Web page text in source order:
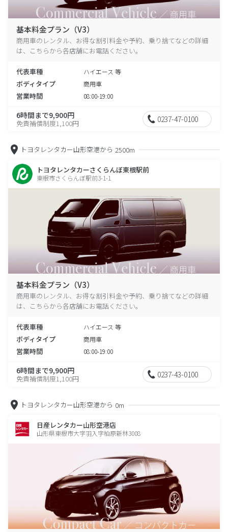
基本料金プラン（V3）
商用車のレンタル、お得な割引料金や予約、乗り捨てなどの詳細
は、こちらから各店舗にお電話ください。
代表車種 ハイエース 等
ボディタイプ 商用車
営業時間 08:00-19:00
6時間まで9,900円
免責補償制度1,100円 0237-47-0100
トヨタレンタカー山形空港から 2500m
トヨタレンタカーさくらんぼ東根駅前
東根市さくらんぼ駅前3-1-1
基本料金プラン（V3）
商用車のレンタル、お得な割引料金や予約、乗り捨てなどの詳細
は、こちらから各店舗にお電話ください。
代表車種 ハイエース 等
ボディタイプ 商用車
営業時間 08:00-19:00
6時間まで9,900円
免責補償制度1,100円 0237-43-0100
トヨタレンタカー山形空港から 0m
日産レンタカー山形空港店
山形県東根市大字羽入字柏原新林3008